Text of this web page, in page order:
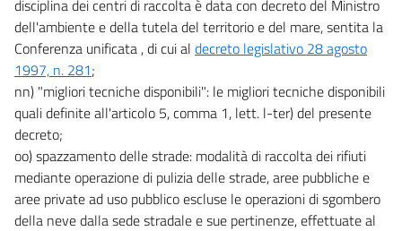
106
107
108
CAPO IV
ULTERIORI MISURE PER LA TUTELA DEI CORPI IDRICI
110
111
disciplina dei centri di raccolta è data con decreto del Ministro
dell'ambiente e della tutela del territorio e del mare, sentita la
Conferenza unificata , di cui al decreto legislativo 28 agosto
1997, n. 281;
nn) "migliori tecniche disponibili": le migliori tecniche disponibili
quali definite all'articolo 5, comma 1, lett. l-ter) del presente
decreto;
oo) spazzamento delle strade: modalità di raccolta dei rifiuti
mediante operazione di pulizia delle strade, aree pubbliche e
aree private ad uso pubblico escluse le operazioni di sgombero
della neve dalla sede stradale e sue pertinenze, effettuate al